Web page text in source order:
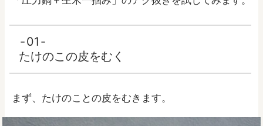
01
たけのこの皮をむく
まず、たけのことの皮をむきます。